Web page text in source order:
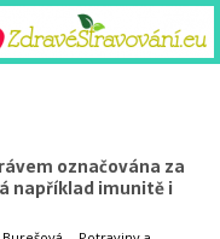
označována za
například imunitě i